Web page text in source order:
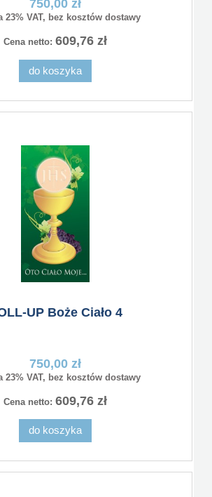
750,00 zł
23% VAT, bez kosztów dostawy
Cena netto: 609,76 zł
do koszyka
UP Boże Ciało 4
750,00 zł
23% VAT, bez kosztów dostawy
Cena netto: 609,76 zł
do koszyka